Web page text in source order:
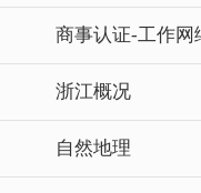
商事认证-工作网
浙江概况
自然地理